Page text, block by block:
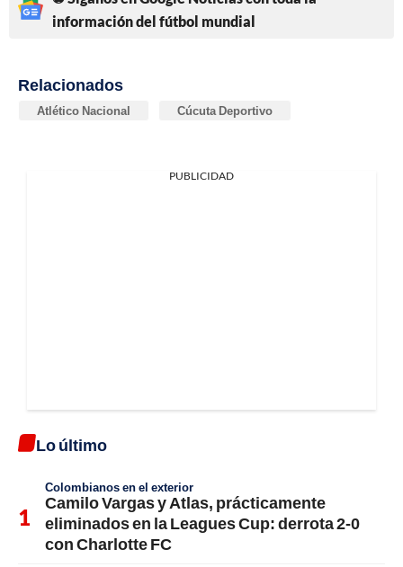
información del fútbol mundial
Relacionados
Atlético Nacional Cúcuta Deportivo
PUBLICIDAD
Lo último
Colombianos en el exterior
Camilo Vargas y Atlas, prácticamente
eliminados en la Leagues Cup: derrota 2-0
con Charlotte FC